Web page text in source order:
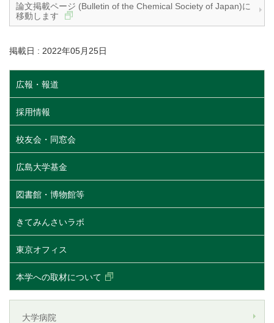
論文掲載ページ (Bulletin of the Chemical Society of Japan)に
移動します
掲載日 : 2022年05月25日
広報・報道
採用情報
校友会・同窓会
広島大学基金
図書館・博物館等
きてみんさいラボ
東京オフィス
本学への取材について
大学病院